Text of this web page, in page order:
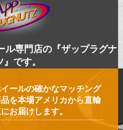
ル専門店の『ザップラグナ
』です。
ールの確かなマッチング
を本場アメリカから直輸
お届けします。